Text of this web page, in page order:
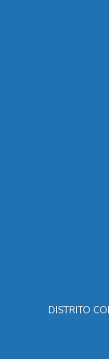
garantir
Biombo de
Segurança e
Empresas de
Fabricação de
Fábrica de
Fábrica de
M谩quina de
DISTRITO